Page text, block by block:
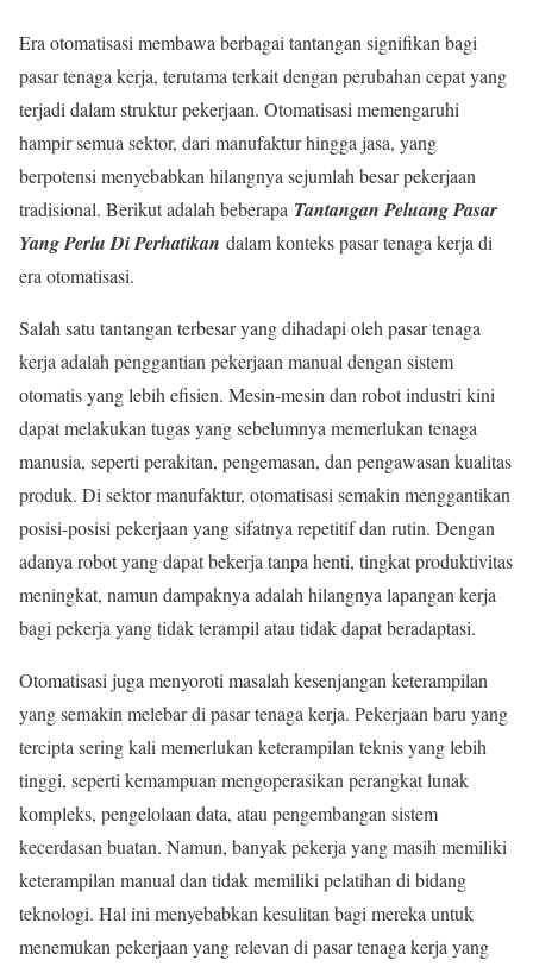
Era otomatisasi membawa berbagai tantangan signifikan bagi
pasar tenaga kerja, terutama terkait dengan perubahan cepat yang
terjadi dalam struktur pekerjaan. Otomatisasi memengaruhi
hampir semua sektor, dari manufaktur hingga jasa, yang
berpotensi menyebabkan hilangnya sejumlah besar pekerjaan
tradisional. Berikut adalah beberapa Tantangan Peluang Pasar
Yang Perlu Di Perhatikan dalam konteks pasar tenaga kerja di
era otomatisasi.
Salah satu tantangan terbesar yang dihadapi oleh pasar tenaga
kerja adalah penggantian pekerjaan manual dengan sistem
otomatis yang lebih efisien. Mesin-mesin dan robot industri kini
dapat melakukan tugas yang sebelumnya memerlukan tenaga
manusia, seperti perakitan, pengemasan, dan pengawasan kualitas
produk. Di sektor manufaktur, otomatisasi semakin menggantikan
posisi-posisi pekerjaan yang sifatnya repetitif dan rutin. Dengan
adanya robot yang dapat bekerja tanpa henti, tingkat produktivitas
meningkat, namun dampaknya adalah hilangnya lapangan kerja
bagi pekerja yang tidak terampil atau tidak dapat beradaptasi.
Otomatisasi juga menyoroti masalah kesenjangan keterampilan
yang semakin melebar di pasar tenaga kerja. Pekerjaan baru yang
tercipta sering kali memerlukan keterampilan teknis yang lebih
tinggi, seperti kemampuan mengoperasikan perangkat lunak
kompleks, pengelolaan data, atau pengembangan sistem
kecerdasan buatan. Namun, banyak pekerja yang masih memiliki
keterampilan manual dan tidak memiliki pelatihan di bidang
teknologi. Hal ini menyebabkan kesulitan bagi mereka untuk
menemukan pekerjaan yang relevan di pasar tenaga kerja yang